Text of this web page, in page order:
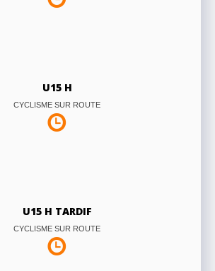
U15 H
CYCLISME SUR ROUTE
U15 H TARDIF
CYCLISME SUR ROUTE